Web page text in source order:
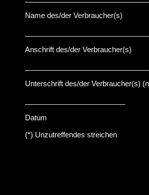
Name des/der Verbraucher(s)
Anschrift des/der Verbraucher(s)
Unterschrift des/der Verbraucher(s)
Datum
(*) Unzutreffendes streichen